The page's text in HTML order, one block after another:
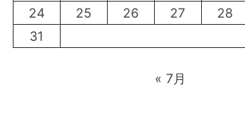
24
25 26 27 28
31
« 7月